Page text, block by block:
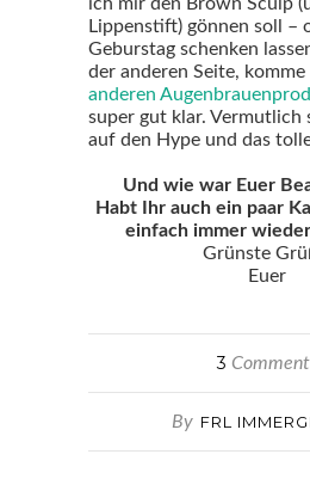
ich mir den Brown Sculp
Lippenstift) gönnen soll –
Geburstag schenken
der anderen Seite,
anderen
super gut klar. Vermutlich
auf den Hype und das
Und wie war Euer
Habt Ihr auch ein paar
einfach immer
Grünste
Euer
3
By FRL